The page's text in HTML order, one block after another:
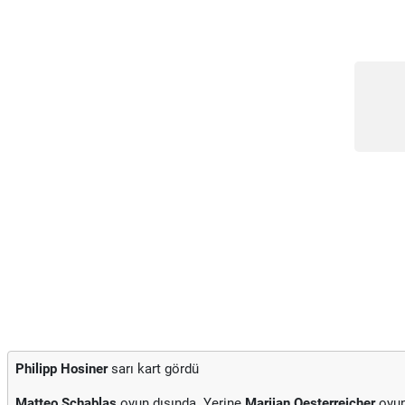
Philipp Hosinersarı kart gördü